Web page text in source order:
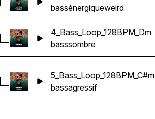
Sélectionnez 3_Bass_Loop_128BPM_Fm
bassénergiqueweird
Sélectionnez 4_Bass_Loop_128BPM_Dm
4_Bass_Loop_128BPM_Dm
basssombre
Sélectionnez 5_Bass_Loop_128BPM_C#m
5_Bass_Loop_128BPM_C#m
bassagressif